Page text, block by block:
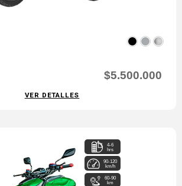
$5.500.000
VER DETALLES
4-6
hrs
90-120
km/h
60-90
km